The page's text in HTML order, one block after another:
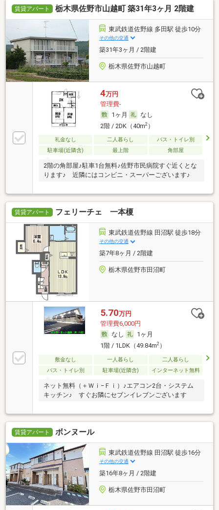
賃貸アパート 栃木県佐野市山越町 築31年3ヶ月 2階建
東武鉄道佐野線 多田駅 徒歩10分
その他の交通
築31年3ヶ月 / 2階建
栃木県佐野市山越町
4万円
管理費-
1ヶ月
なし
2階 / 2DK（40m2）
礼金なし 二人暮らし
バス・トイレ別
駐車場(近隣含)
最上階 角部屋
2階の角部屋♪駐車1台無料♪佐野市民病院すぐ近くとな
ります♪ 近隣にはコンビニ・スーパーございます♪
賃貸アパート フェリーチェ 一本榎
東武鉄道佐野線 田沼駅 徒歩18分
その他の交通
築7年8ヶ月 / 2階建
栃木県佐野市田沼町
5.70万円
管理費6,000円
なし
1ヶ月
1階 / 1LDK（49.84m2）
敷金なし 一人暮らし
二人暮らし
バス・トイレ別
駐車場(近隣含) インターネット無料
ネット無料（＋Ｗｉ−Ｆｉ）♪エアコン2台・システム
キッチン♪ すぐお隣にセブンイレブンございます
賃貸アパート ボンヌール
東武鉄道佐野線 田沼駅 徒歩16分
その他の交通
築16年8ヶ月 / 2階建
栃木県佐野市田沼町